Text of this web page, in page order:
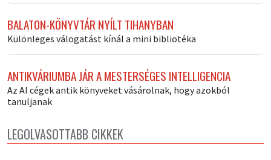
BALATON-KÖNYVTÁR NYÍLT TIHANYBAN
Különleges válogatást kínál a mini bibliotéka
ANTIKVÁRIUMBA JÁR A MESTERSÉGES INTELLIGENCIA
Az AI cégek antik könyveket vásárolnak, hogy azokból
tanuljanak
LEGOLVASOTTABB CIKKEK